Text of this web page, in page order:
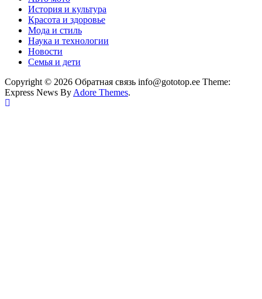
История и культура
Красота и здоровье
Мода и стиль
Наука и технологии
Новости
Семья и дети
Copyright © 2026 Обратная связь info@gototop.ee Theme:
Express News By Adore Themes.